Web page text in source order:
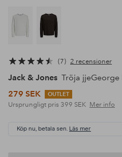
7 2 recensioner
Jack & Jones Tröja jjeGeorge
279 SEK
OUTLET
Ursprungligt pris 399 SEK Mer info
Köp nu, betala sen. Läs mer